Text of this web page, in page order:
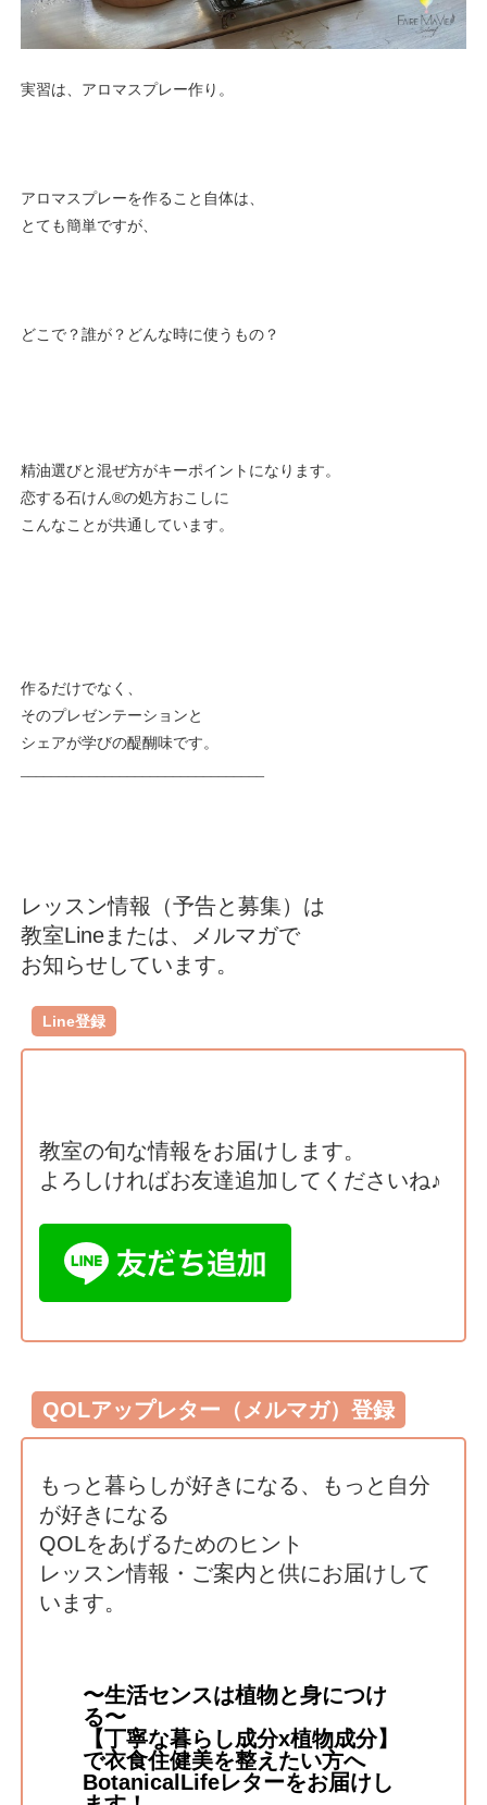
実習は、アロマスプレー作り。
アロマスプレーを作ること自体は、
とても簡単ですが、
どこで？誰が？どんな時に使うもの？
精油選びと混ぜ方がキーポイントになります。
恋する石けん®︎の処方おこしに
こんなことが共通しています。
作るだけでなく、
そのプレゼンテーションと
シェアが学びの醍醐味です。
レッスン情報（予告と募集）は
教室Lineまたは、メルマガで
お知らせしています。
Line登録
教室の旬な情報をお届けします。
よろしければお友達追加してくださいね♪
QOLアップレター（メルマガ）登録
もっと暮らしが好きになる、もっと自分
が好きになる
QOLをあげるためのヒント
レッスン情報・ご案内と供にお届けして
います。
〜生活センスは植物と身につけ
る〜
【丁寧な暮らし成分x植物成分】
で衣食住健美を整えたい方へ
BotanicalLifeレターをお届けし